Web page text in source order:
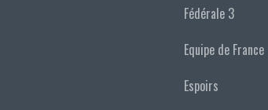
Fédérale 3
Equipe de France
Espoirs